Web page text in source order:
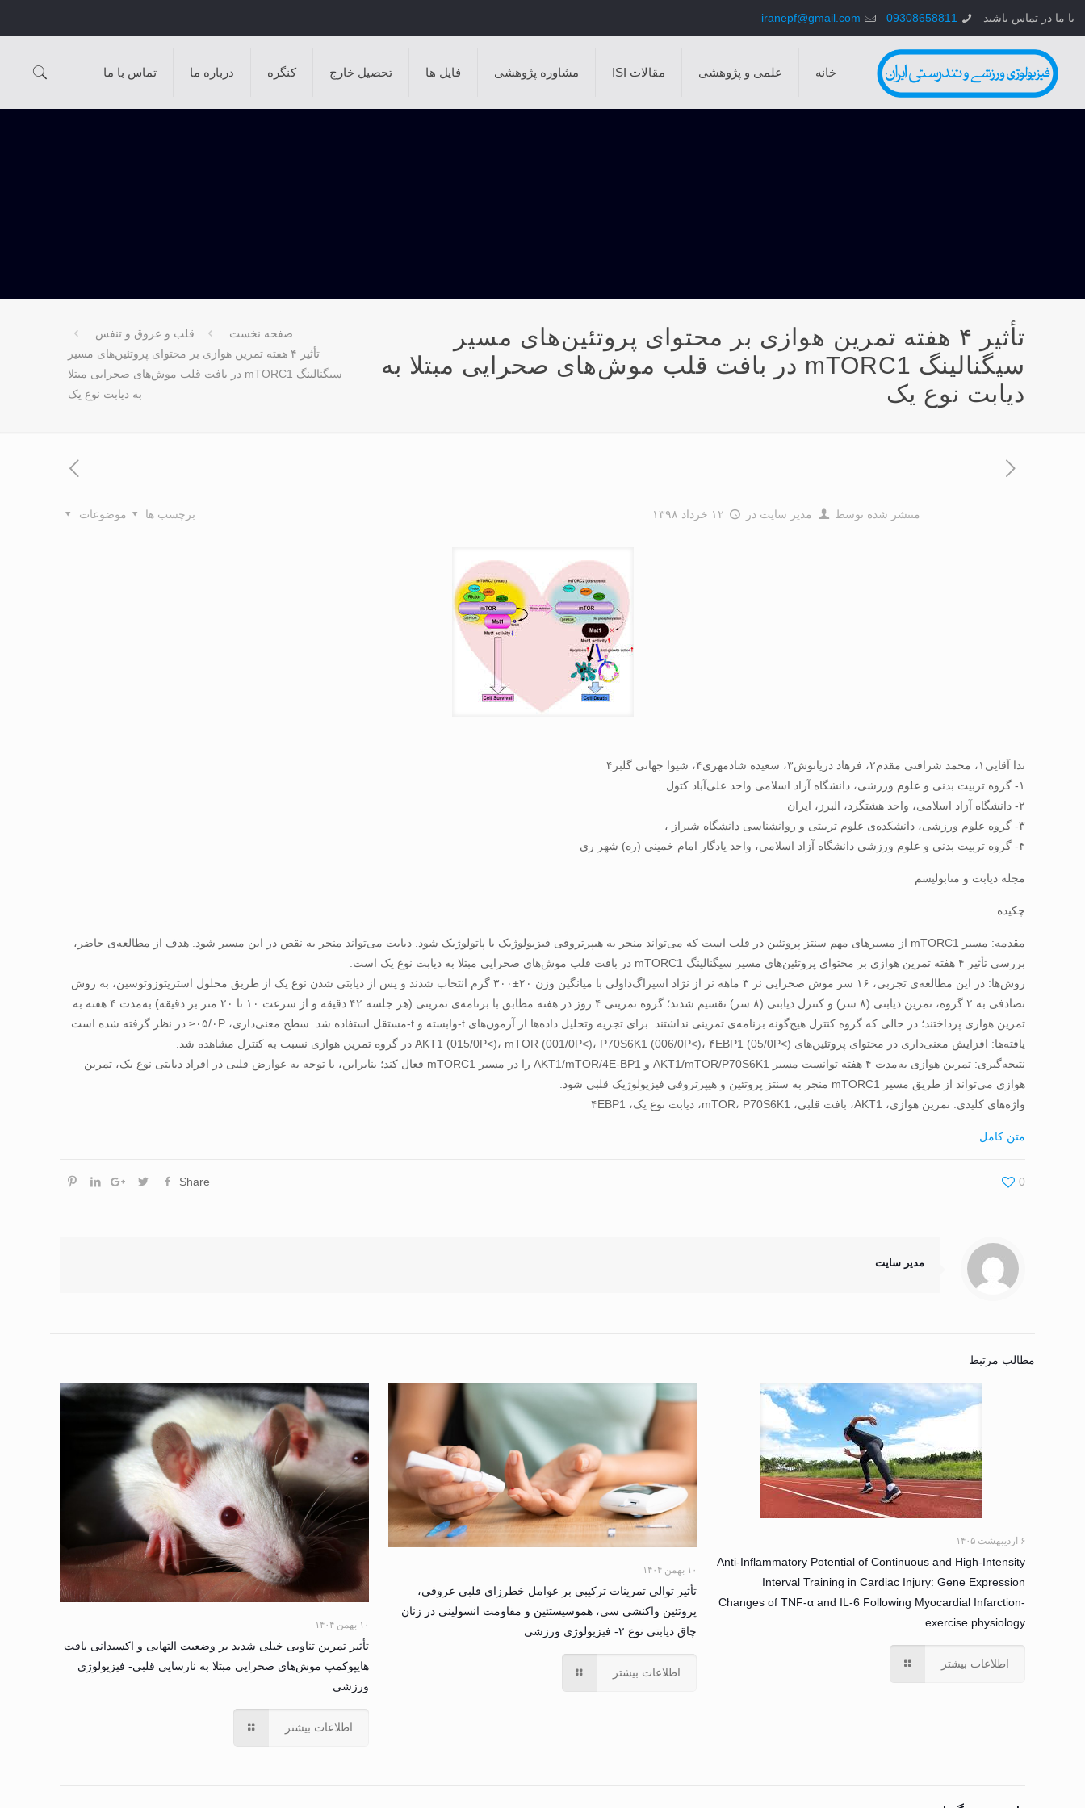
با ما در تماس باشید 09308658811
iranepf@gmail.com
خانه علمی و پژوهشی مقالات ISI مشاوره پژوهشی فایل ها تحصیل خارج کنگره درباره ما تماس با ما
تأثیر ۴ هفته تمرین هوازی بر محتوای پروتئین‌های مسیر
سیگنالینگ mTORC1 در بافت قلب موش‌های صحرایی مبتلا به
دیابت نوع یک
صفحه نخست
قلب و عروق و تنفس
تأثیر ۴ هفته تمرین هوازی بر محتوای پروتئین‌های مسیر
سیگنالینگ mTORC1 در بافت قلب موش‌های صحرایی مبتلا
به دیابت نوع یک
منتشر شده توسط مدیر سایت در ۱۲ خرداد ۱۳۹۸ موضوعات برچسب ها
ندا آقایی۱، محمد شرافتی مقدم۲، فرهاد دریانوش۳، سعیده شادمهری۴، شیوا جهانی گلبر۴
۱- گروه تربیت بدنی و علوم ورزشی، دانشگاه آزاد اسلامی واحد علی‌آباد کتول
۲- دانشگاه آزاد اسلامی، واحد هشتگرد، البرز، ایران
۳- گروه علوم ورزشی، دانشکده‌ی علوم تربیتی و روانشناسی دانشگاه شیراز ،
۴- گروه تربیت بدنی و علوم ورزشی دانشگاه آزاد اسلامی، واحد یادگار امام خمینی (ره) شهر ری
مجله دیابت و متابولیسم
چکیده
مقدمه: مسیر mTORC1 از مسیرهای مهم سنتز پروتئین در قلب است که می‌تواند منجر به هیپرتروفی فیزیولوژیک یا پاتولوژیک شود. دیابت می‌تواند منجر به نقص در این مسیر شود. هدف از مطالعه‌ی حاضر،
بررسی تأثیر ۴ هفته تمرین هوازی بر محتوای پروتئین‌های مسیر سیگنالینگ mTORC1 در بافت قلب موش‌های صحرایی مبتلا به دیابت نوع یک است.
روش‌ها: در این مطالعه‌ی تجربی، ۱۶ سر موش صحرایی نر ۳ ماهه نر از نژاد اسپراگ‌داولی با میانگین وزن ۲۰±۳۰۰ گرم انتخاب ‏شدند و پس از دیابتی شدن نوع یک از طریق محلول استرپتوزوتوسین، به روش
تصادفی به ۲ گروه، تمرین دیابتی (۸ سر) و کنترل دیابتی (۸ سر) تقسیم ‏شدند؛ گروه تمرینی ۴ روز در هفته مطابق با برنامه‌ی تمرینی (هر جلسه ۴۲ دقیقه و از سرعت ۱۰ تا ۲۰ متر بر دقیقه) به‏‌مدت ۴ هفته به
تمرین هوازی پرداختند؛ در حالی که گروه کنترل هیچ‌گونه برنامه‌ی تمرینی نداشتند. برای تجزیه ‌وتحلیل داده‌ها از آزمون‌های t-وابسته و t-مستقل استفاده‏ شد. سطح معنی‌داری، ۰۵/۰P≤ در نظر گرفته شده است.
یافته‌ها: افزایش معنی‌داری در محتوای پروتئین‌های AKT1 (015/0P<)، mTOR (001/0P<)، P70S6K1 (006/0P<)، ۴EBP1 (05/0P<) در گروه‌ تمرین هوازی نسبت به کنترل مشاهده شد.
نتیجه‌گیری: تمرین هوازی به‌مدت ۴ هفته توانست مسیر AKT1/mTOR/P70S6K1 و AKT1/mTOR/4E-BP1 را در مسیر mTORC1 فعال کند؛ بنابراین، با توجه به عوارض قلبی در افراد دیابتی نوع یک، تمرین
هوازی می‌تواند از طریق مسیر mTORC1 منجر به سنتز پروتئین و هیپرتروفی فیزیولوژیک قلبی شود.
واژه‌های کلیدی: تمرین هوازی، AKT1، بافت قلبی، mTOR، P70S6K1، دیابت نوع یک، ۴EBP1
متن کامل
Share 0
مدیر سایت
مطالب مرتبط
۶ اردیبهشت ۱۴۰۵
Anti-Inflammatory Potential of Continuous and High-Intensity
Interval Training in Cardiac Injury: Gene Expression
Changes of TNF-α and IL-6 Following Myocardial Infarction-
exercise physiology
اطلاعات بیشتر
۱۰ بهمن ۱۴۰۴
تأثیر توالی تمرینات ترکیبی بر عوامل خطرزای قلبی عروقی،
پروتئین واکنشی سی، هموسیستئین و مقاومت انسولینی در زنان
چاق دیابتی نوع ۲- فیزیولوژی ورزشی
اطلاعات بیشتر
۱۰ بهمن ۱۴۰۴
تأثیر تمرین تناوبی خیلی شدید بر وضعیت التهابی و اکسیدانی بافت
هایپوکمپ موش‌های صحرایی مبتلا به نارسایی قلبی- فیزیولوژی
ورزشی
اطلاعات بیشتر